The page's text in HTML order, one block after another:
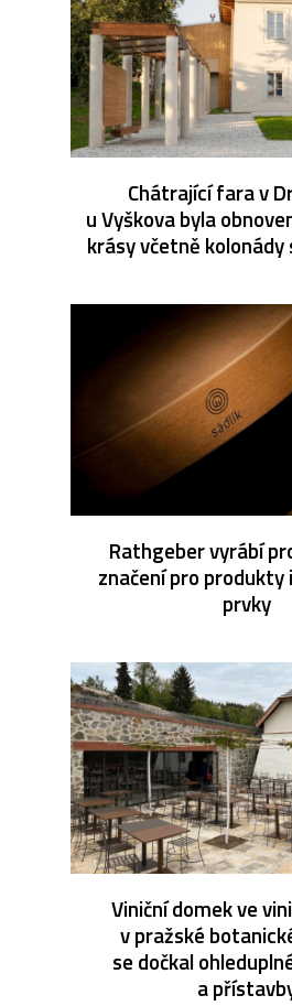
Chátrající fara v
u Vyškova byla
krásy včetně
Rathgeber vyrábí
značení pro
prvky
Viniční domek ve
v pražské
se dočkal
a